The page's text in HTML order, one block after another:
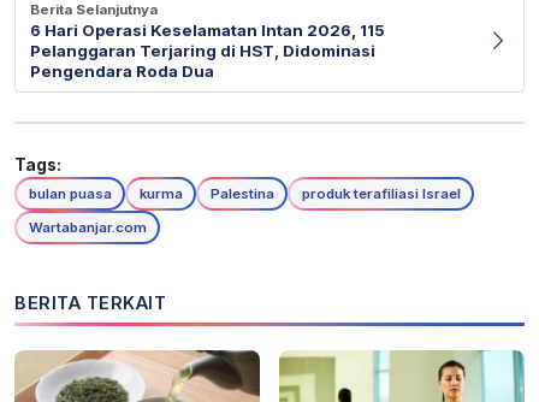
Berita Selanjutnya
6 Hari Operasi Keselamatan Intan 2026, 115
Pelanggaran Terjaring di HST, Didominasi
Pengendara Roda Dua
Tags:
bulan puasa kurma Palestina
produk terafiliasi Israel
Wartabanjar.com
BERITA TERKAIT